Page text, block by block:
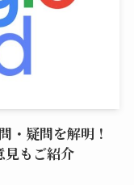
疑問を解明！
見もご紹介